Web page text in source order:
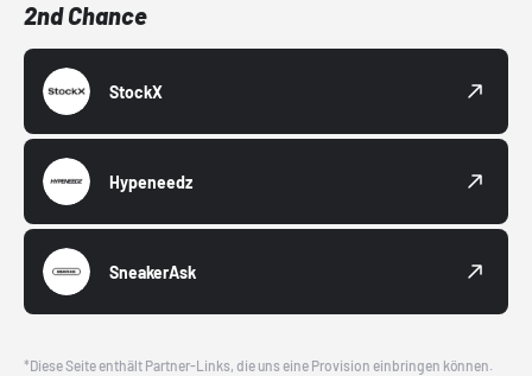
2nd Chance
StockX
Hypeneedz
SneakerAsk
*Diese Seite enthält Partner-Links, die uns eine Provision einbringen können.